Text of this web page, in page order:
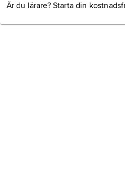
Är du lärare? Starta din